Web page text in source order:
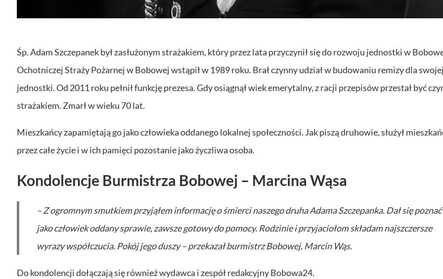
Śp. Adam Szczepanek był zasłużonym strażakiem, który przez lata przyczynił się do rozwoju jednostki w
Ochotniczej Straży Pożarnej w Bobowej wstąpił w 1989 roku. Brał czynny udział w budowaniu remizy dla swojej
jednostki. Od 2011 roku pełnił funkcję prezesa. Gdy osiągnął wiek emerytalny, z racji przepisów przestał być
strażakiem. Zmarł w wieku 70 lat.
Mieszkańcy zapamiętają go jako człowieka oddanego lokalnej społeczności. Jak piszą druhowie, służył
przez całe życie i w ich pamięci pozostanie jako życzliwa osoba.
Kondolencje Burmistrza Bobowej – Marcina Wąsa
– Z ogromnym smutkiem przyjąłem informację o śmierci naszego druha Adama Szczepanka. Dał się poznać
jako człowiek oddany sprawie, zawsze gotowy do pomocy. Rodzinie i przyjaciołom składam najszczersze
wyrazy współczucia. Pokój jego duszy – przekazał burmistrz Bobowej, Marcin Wąs.
Do kondolencji dołączają się również wydawca i zespół redakcyjny Bobowa24.